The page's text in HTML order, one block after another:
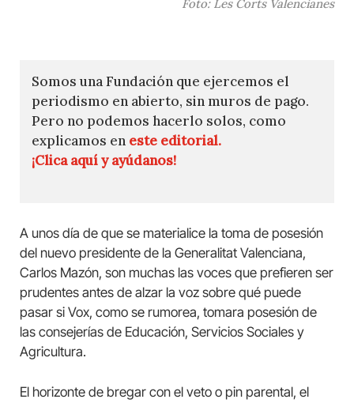
Foto: Les Corts Valencianes
Somos una Fundación que ejercemos el
periodismo en abierto, sin muros de pago.
Pero no podemos hacerlo solos, como
explicamos en este editorial.
¡Clica aquí y ayúdanos!
A unos día de que se materialice la toma de posesión
del nuevo presidente de la Generalitat Valenciana,
Carlos Mazón, son muchas las voces que prefieren ser
prudentes antes de alzar la voz sobre qué puede
pasar si Vox, como se rumorea, tomara posesión de
las consejerías de Educación, Servicios Sociales y
Agricultura.
El horizonte de bregar con el veto o pin parental, el